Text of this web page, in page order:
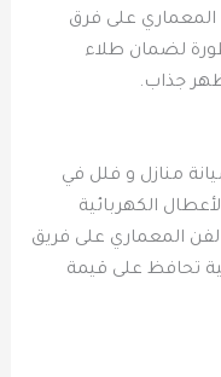
المعماري على فرق
لضمان طلاء
جذاب.
منازل و فلل في
الكهربائية
المعماري على فريق
تحافظ على قيمة